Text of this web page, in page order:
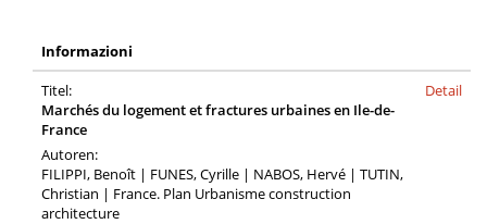
Informazioni
Titel:
Marchés du logement et fractures urbaines en Ile-de-
France
Autoren:
FILIPPI, Benoît | FUNES, Cyrille | NABOS, Hervé | TUTIN,
Christian | France. Plan Urbanisme construction
architecture
Detail